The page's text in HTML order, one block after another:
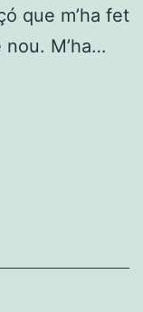
que m’ha fet
M’ha…